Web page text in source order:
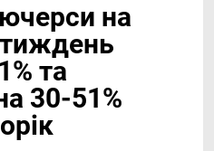
на
та
30-51%